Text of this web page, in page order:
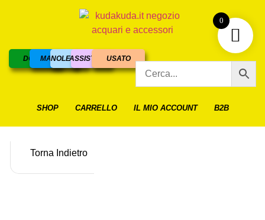
DOLCEMARINO
NOLEGGIOASSISTENZAUSATO
SHOP CARRELLO IL MIO ACCOUNT B2B
Torna Indietro
0